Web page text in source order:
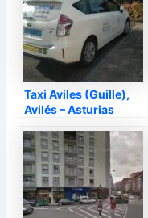
Taxi Aviles (Guille),
Avilés – Asturias